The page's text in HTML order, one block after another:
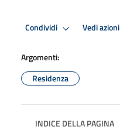
Condividi Vedi azioni
Argomenti:
Residenza
INDICE DELLA PAGINA